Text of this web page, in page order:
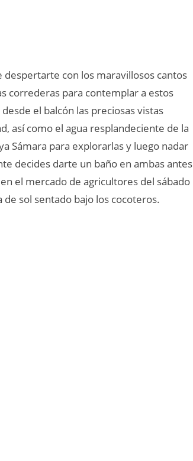
despertarte con los maravillosos cantos
correderas para contemplar a estos
el balcón las preciosas vistas
así como el agua resplandeciente de la
Sámara para explorarlas y luego nadar
decides darte un baño en ambas antes
el mercado de agricultores del sábado
sol sentado bajo los cocoteros.